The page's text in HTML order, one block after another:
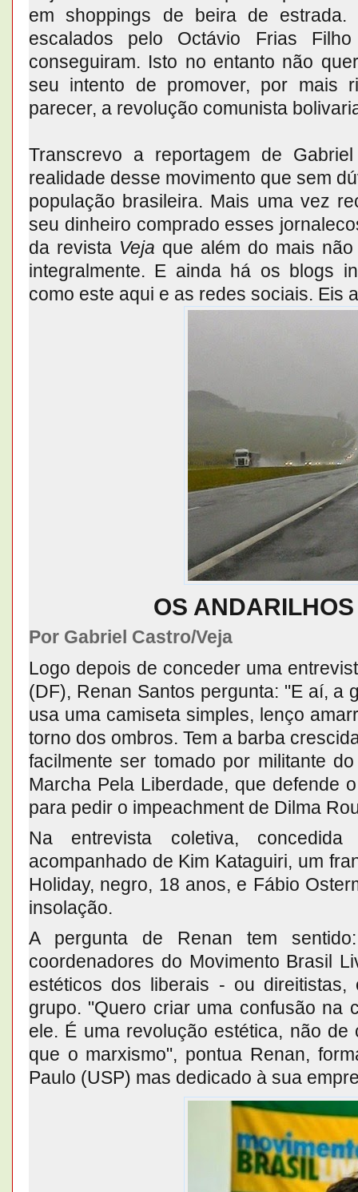
em shoppings de beira de
escalados pelo Octávio Frias
conseguiram. Isto no entanto não
seu intento de promover, por mais
parecer, a revolução comunista
Transcrevo a reportagem de
realidade desse movimento que sem
população brasileira. Mais uma vez
seu dinheiro comprado esses
da revista Veja que além do mais
integralmente. E ainda há os blogs
como este aqui e as redes sociais. Eis
OS
Por Gabriel Castro/Veja
Logo depois de conceder uma
(DF), Renan Santos pergunta: "E aí, a
usa uma camiseta simples, lenço
torno dos ombros. Tem a barba
facilmente ser tomado por militante
Marcha Pela Liberdade, que defende
para pedir o impeachment de Dilma
Na entrevista coletiva,
acompanhado de Kim Kataguiri, um
Holiday, negro, 18 anos, e Fábio
insolação.
A pergunta de Renan tem
coordenadores do Movimento Brasil
estéticos dos liberais - ou
grupo. "Quero criar uma confusão na
ele. É uma revolução estética, não
que o marxismo", pontua Renan,
Paulo (USP) mas dedicado à sua